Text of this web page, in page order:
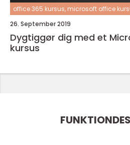
office 365 kursus, microsoft office
26. September 2019
Dygtiggør dig med et
kursus